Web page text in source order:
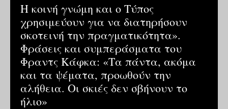
Η κοινή γνώμη και ο Τύπος
χρησιμεύουν για να διατηρήσουν
σκοτεινή την πραγματικότητα».
Φράσεις και συμπεράσματα του
Φραντς Κάφκα: «Τα πάντα, ακόμα
και τα ψέματα, προωθούν την
αλήθεια. Οι σκιές δεν σβήνουν το
ήλιο»